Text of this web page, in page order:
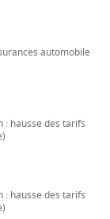
automobile
: hausse des tarifs
: hausse des tarifs